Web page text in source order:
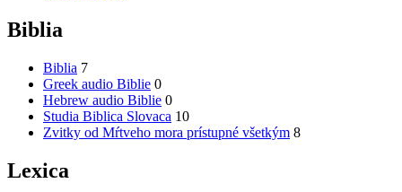
Biblia
Biblia 7
Greek audio Biblie 0
Hebrew audio Biblie 0
Studia Biblica Slovaca 10
Zvitky od Mŕtveho mora prístupné všetkým 8
Lexica